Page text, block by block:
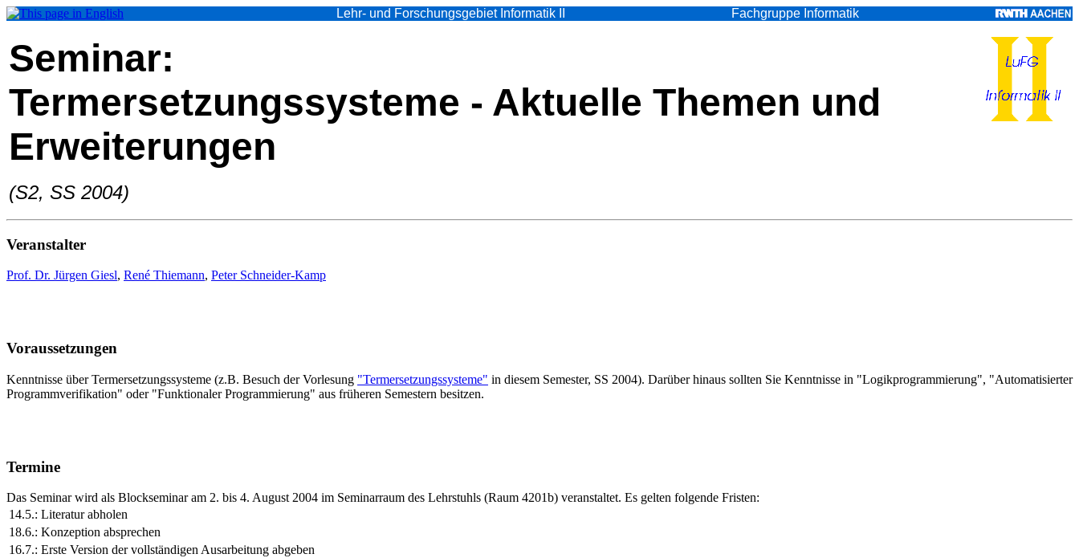
Lehr- und Forschungsgebiet Informatik II Fachgruppe Informatik
Seminar:
Termersetzungssysteme - Aktuelle Themen und
Erweiterungen
(S2, SS 2004)
Veranstalter
Prof. Dr. Jürgen Giesl, René Thiemann, Peter Schneider-Kamp
Voraussetzungen
Kenntnisse über Termersetzungssysteme (z.B. Besuch der Vorlesung "Termersetzungssysteme" in diesem Semester, SS 2004). Darüber hinaus sollten Sie Kenntnisse in "Logikprogrammierung", "Automatisierter
Programmverifikation" oder "Funktionaler Programmierung" aus früheren Semestern besitzen.
Termine
Das Seminar wird als Blockseminar am 2. bis 4. August 2004 im Seminarraum des Lehrstuhls (Raum 4201b) veranstaltet. Es gelten folgende Fristen:
14.5.: Literatur abholen
18.6.: Konzeption absprechen
16.7.: Erste Version der vollständigen Ausarbeitung abgeben